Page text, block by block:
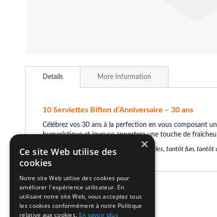
to
gallery
Details
10 Serviettes Bifton d’Anniversaire – 30 ans
Célébrez vos 30 ans à la perfection en vous composant
humoristique et joyeuse apportera une touche de
Composer des décorations tantôt originales, tantôt fun, tantôt
More Information
Related Products
×
Ce site Web utilise des
cookies
Notre site Web utilise des cookies pour
améliorer l'expérience utilisateur. En
utilisant notre site Web, vous acceptez tous
les cookies conformément à notre Politique
relative aux cookies. En savoir plus